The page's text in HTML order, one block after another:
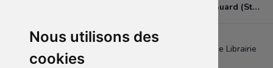
Nous utilisons des
cookies
Statuette Royal Guard (Star Wars).
Nantaise
La Mystérieuse Librairie